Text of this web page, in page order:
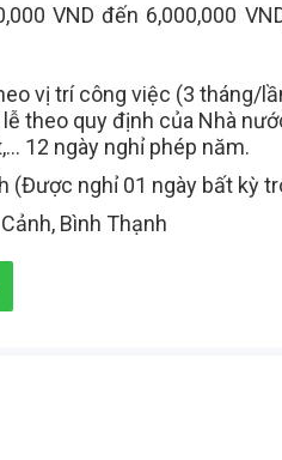
VND đến 6,000,000
vị trí công việc (3 tháng/
theo quy định của Nhà
12 ngày nghỉ phép năm.
(Được nghỉ 01 ngày bất kỳ
Bình Thạnh